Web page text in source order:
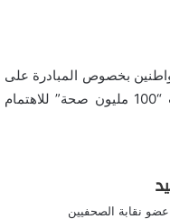
بخصوص المبادرة على
الخط الساخن 15335 الخاص بمبادرات “100 مليون صحة” للاهتمام
نقابة الصحفيين